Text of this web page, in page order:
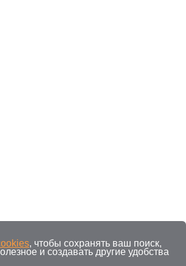
, чтобы сохранять ваш поиск,
и создавать другие удобства